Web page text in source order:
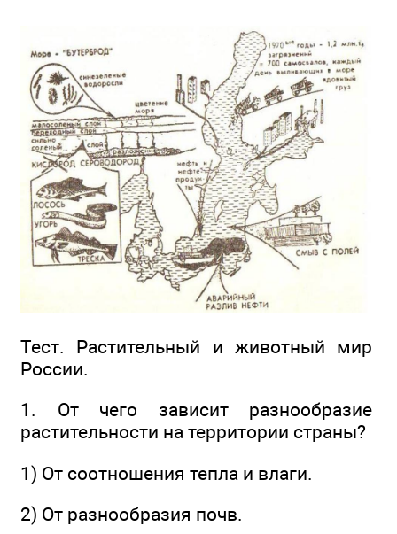
Тест. Растительный и животный мир
России.
1. От чего зависит разнообразие
растительности на территории страны?
1) От соотношения тепла и влаги.
2) От разнообразия почв.